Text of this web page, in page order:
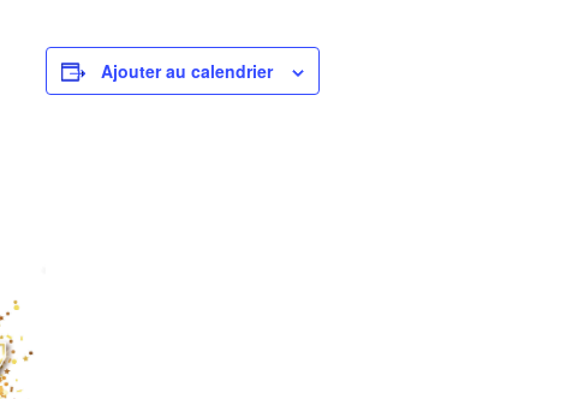
Ajouter au calendrier